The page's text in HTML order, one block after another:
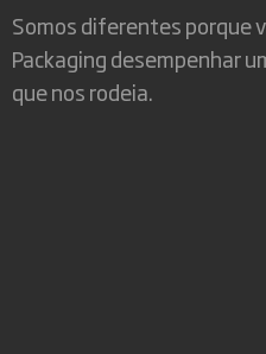
Somos diferentes porque
Packaging desempenhar
que nos rodeia.